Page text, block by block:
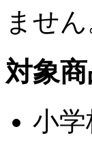
ません
対象
小学